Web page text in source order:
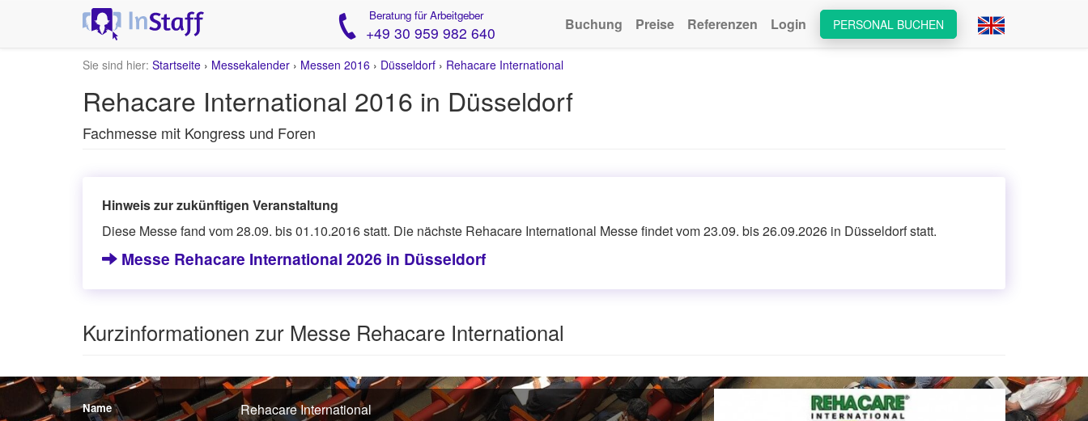
Beratung für Arbeitgeber
+49 30 959 982 640 PERSONAL BUCHEN
Buchung Preise Referenzen Login
Sie sind hier: Startseite › Messekalender › Messen 2016 › Düsseldorf › Rehacare International
Rehacare International 2016 in Düsseldorf
Fachmesse mit Kongress und Foren
Hinweis zur zukünftigen Veranstaltung
Diese Messe fand vom 28.09. bis 01.10.2016 statt. Die nächste Rehacare International Messe findet vom 23.09. bis 26.09.2026 in Düsseldorf statt.
Messe Rehacare International 2026 in Düsseldorf
Kurzinformationen zur Messe Rehacare International
Name Rehacare International